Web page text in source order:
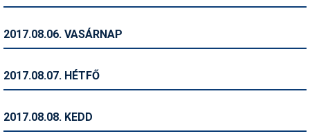
Magazinok
2017.08.06. VASÁRNAP
2017.08.07. HÉTFŐ
2017.08.08. KEDD